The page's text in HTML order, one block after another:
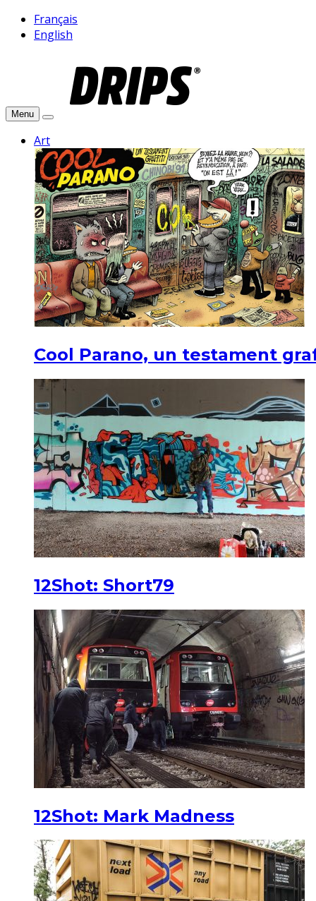
Français
English
Menu
Art
Cool Parano, un testament
12Shot: Short79
12Shot: Mark Madness